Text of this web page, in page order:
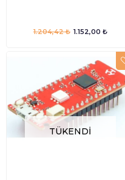
1.152,00 ₺
1.204,42 ₺
TÜKENDI